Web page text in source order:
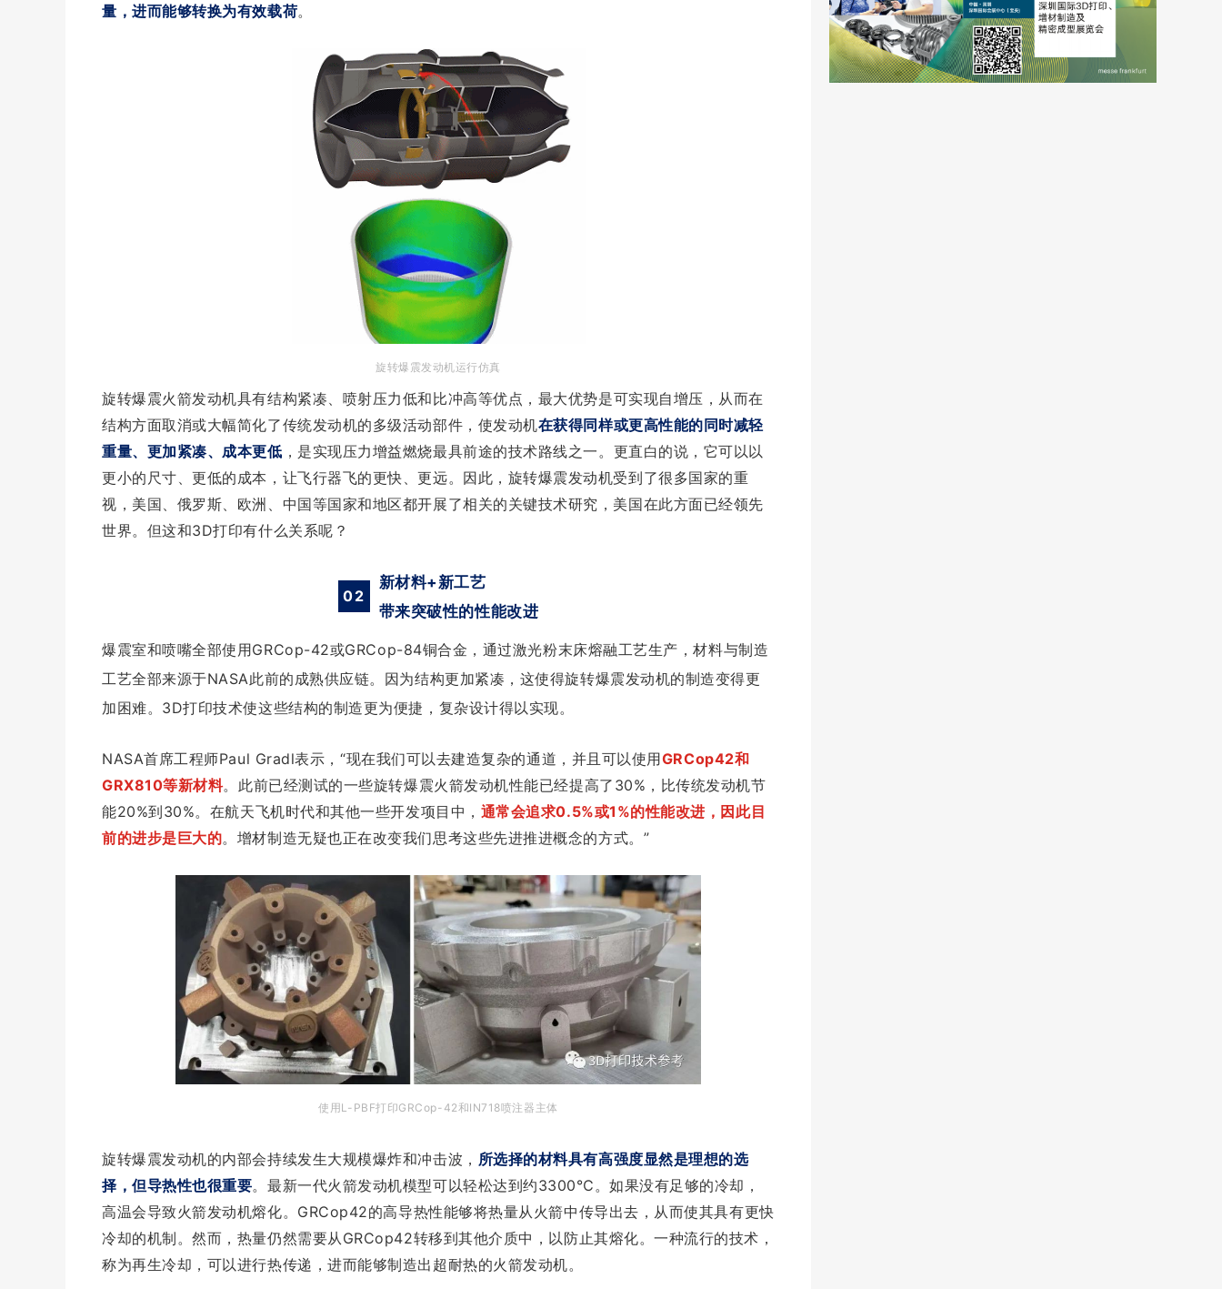
量，进而能够转换为有效载荷。
旋转爆震发动机运行仿真
旋转爆震火箭发动机具有结构紧凑、喷射压力低和比冲高等优点， 最大优势是可实现自增压， 从而在
结构方面取消或大幅简化了传统发动机的多级活动部件，使发动机在获得同样或更高性能的同时减轻
重量、更加紧凑、成本更低 ， 是实现压力增益燃烧最具前途的技术路线之一。更直白的说，它可以以
更小的尺寸、更低的成本，让飞行器飞的更快、更远。因此，旋转爆震发动机受到了很多国家的重
视，美国、俄罗斯、欧洲、中国等国家和地区都开展了相关的关键技术研究，美国在此方面已经领先
世界。但这和3D打印有什么关系呢？
02
新材料+新工艺
带来突破性的性能改进
爆震室和喷嘴全部使用GRCop-42或GRCop-84铜合金，通过激光粉末床熔融工艺生产，材料与制造
工艺全部来源于NASA此前的成熟供应链。 因为结构更加紧凑，这使得旋转爆震发动机的制造变得更
加困难。3D打印技术使这些结构的制造更为便捷，复杂设计得以实现。
NASA首席工程师Paul Gradl表示，“现在我们可以去建造复杂的通道，并且可以使用GRCop42和
GRX810等新材料。此前已经测试的一些旋转爆震火箭发动机性能已经提高了30%，比传统发动机节
能20%到30%。在航天飞机时代和其他一些开发项目中， 通常会追求0.5%或1%的性能改进，因此目
前的进步是巨大的。增材制造无疑也正在改变我们思考这些先进推进概念的方式。”
使用L-PBF打印GRCop-42和IN718喷注器主体
旋转爆震发动机的内部会持续发生大规模爆炸和冲击波， 所选择的材料具有高强度显然是理想的选
择，但导热性也很重要。最新一代火箭发动机模型可以轻松达到约3300℃。如果没有足够的冷却，
高温会导致火箭发动机熔化。GRCop42的高导热性能够将热量从火箭中传导出去，从而使其具有更快
冷却的机制。然而，热量仍然需要从GRCop42转移到其他介质中，以防止其熔化。一种流行的技术，
称为再生冷却，可以进行热传递，进而能够制造出超耐热的火箭发动机。